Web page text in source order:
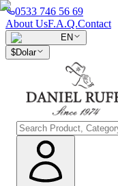
0533 746 56 69
About UsF.A.Q.Contact
EN
$Dolar